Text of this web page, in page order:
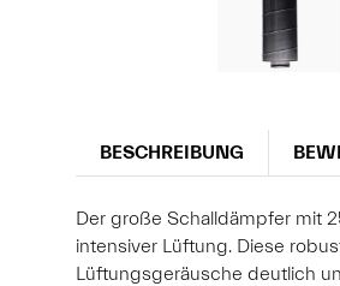
BESCHREIBUNG
Der große Schalldämpfer mit
intensiver Lüftung. Diese
Lüftungsgeräusche deutlich